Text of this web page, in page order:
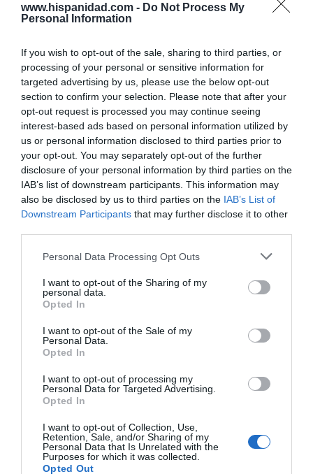
www.hispanidad.com - Do Not Process My
Personal Information
If you wish to opt-out of the sale, sharing to third parties, or
processing of your personal or sensitive information for
targeted advertising by us, please use the below opt-out
section to confirm your selection. Please note that after your
opt-out request is processed you may continue seeing
interest-based ads based on personal information utilized by
us or personal information disclosed to third parties prior to
your opt-out. You may separately opt-out of the further
disclosure of your personal information by third parties on the
IAB’s list of downstream participants. This information may
also be disclosed by us to third parties on the IAB’s List of
Downstream Participants that may further disclose it to other
Personal Data Processing Opt Outs
I want to opt-out of the Sharing of my
personal data.
Opted In
I want to opt-out of the Sale of my
Personal Data.
Opted In
I want to opt-out of processing my
Personal Data for Targeted Advertising.
Opted In
I want to opt-out of Collection, Use,
Retention, Sale, and/or Sharing of my
Personal Data that Is Unrelated with the
Purposes for which it was collected.
Opted Out
Hoy destacamos
ECONOMÍA
deuda al alza, cotización a la baja y
reputación en entredicho
Cristina Martín 07/08/26 15:51
ECONOMÍA
Indra. Hispasat se hace con un proyecto IRIS-
2 de 1.600 millones de euros
Eulogio López 07/08/26 15:07
ECONOMÍA
‘Warner Bros. Discovery’ asume ya 600
millones en gastos de su fusión con
Paramount
La ‘low cost’ británica easyJet pasará a manos
del peor fondo posible: Apollo... pero no
podrá hacerse con el control total
Cristina Martín 07/08/26 14:09
INTERNACIONAL
chavismo y un sector de la oposición, pero
los venezolanos quieren a Corina
José Ángel Gutiérrez
ECONOMÍA
El ‘gran’ logro del ministro Puente: los
usuarios de tren de alta velocidad caen un